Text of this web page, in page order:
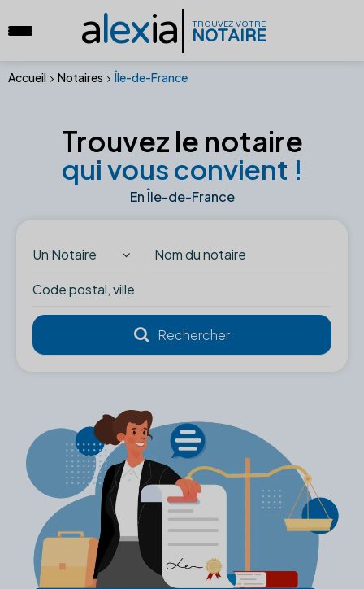
alexia TROUVEZ VOTRE
NOTAIRE
Accueil Notaires Île-de-France
Trouvez le notaire
qui vous convient !
En Île-de-France
Un Notaire